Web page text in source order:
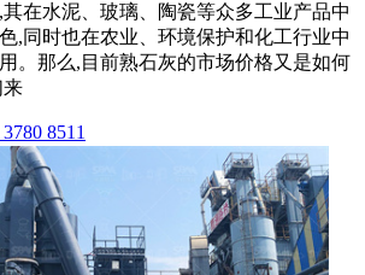
在水泥、玻璃、陶瓷等众多工业产品中
,同时也在农业、环境保护和化工行业中
。那么,目前熟石灰的市场价格又是如何
来
8511